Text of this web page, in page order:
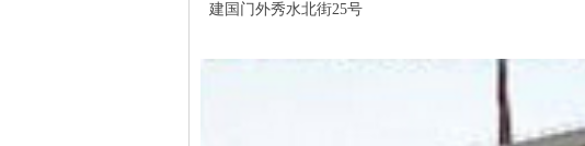
建国门外秀水北街25号